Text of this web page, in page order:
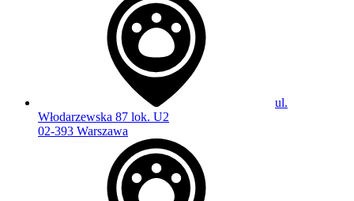
ul.
Włodarzewska 87 lok. U2
02-393 Warszawa